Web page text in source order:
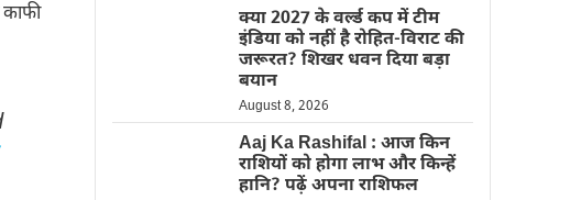
काफी
क्या 2027 के वर्ल्ड कप में टीम
इंडिया को नहीं है रोहित-विराट की
जरूरत? शिखर धवन दिया बड़ा
बयान
August 8, 2026
Aaj Ka Rashifal : आज किन
राशियों को होगा लाभ और किन्हें
हानि? पढ़ें अपना राशिफल